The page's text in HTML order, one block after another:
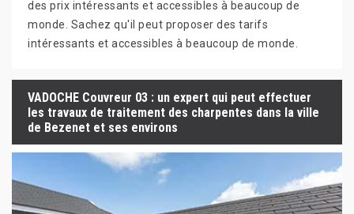
des prix intéressants et accessibles à beaucoup de
monde. Sachez qu'il peut proposer des tarifs
intéressants et accessibles à beaucoup de monde.
VADOCHE Couvreur 03 : un expert qui peut effectuer
les travaux de traitement des charpentes dans la ville
de Bezenet et ses environs